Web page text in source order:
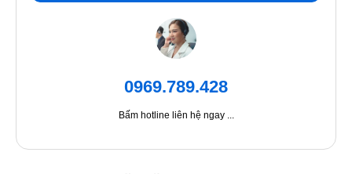
0969.789.428
Bấm hotline liên hệ ngay ...